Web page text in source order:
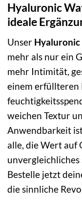
Hyaluronic
ideale
Unser
mehr als nur ein
mehr Intimität,
einem erfüllteren
weichen Textur
Anwendbarkeit
alle, die Wert auf
unvergleichliches
Bestelle jetzt
die sinnliche